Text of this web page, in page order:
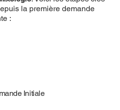
la première demande
:
Initiale